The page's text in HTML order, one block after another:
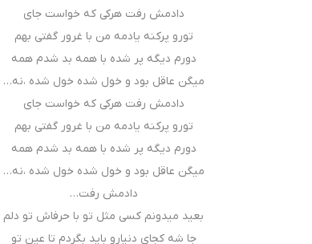
دادمش رفت هرکی که خواست جای
تورو پر‌کنه یادمه من با غرور گفتی بهم
دورم دیگه پر شده با همه بد شدم همه
میگن عاقل بود و خول شده خول شده ،نه…
دادمش رفت هرکی که خواست جای
تورو پر‌کنه یادمه من با غرور گفتی بهم
دورم دیگه پر شده با همه بد شدم همه
میگن عاقل بود و خول شده خول شده ،نه…
دادمش رفت…
بعید میدونم کسی مثل تو با حرفاش تو دلم
جا شه کجای دنیارو باید بگردم تا عین تو